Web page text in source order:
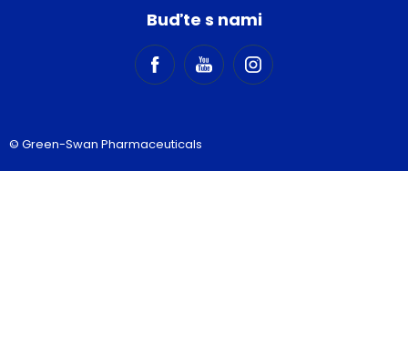
Buďte s nami
© Green-Swan Pharmaceuticals